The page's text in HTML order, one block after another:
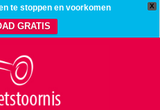
X
te stoppen en voorkomen
GRATIS